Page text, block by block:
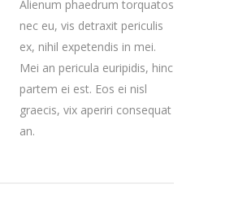
Alienum phaedrum torquatos
nec eu, vis detraxit periculis
ex, nihil expetendis in mei.
Mei an pericula euripidis, hinc
partem ei est. Eos ei nisl
graecis, vix aperiri consequat
an.